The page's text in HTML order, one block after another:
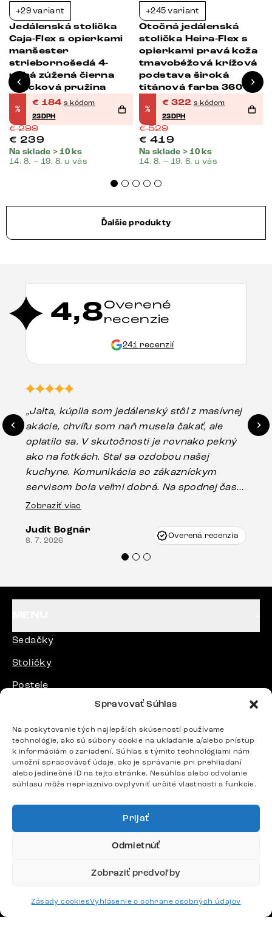
Spravovať Súhlas
Na poskytovanie tých najlepších skúseností používame
technológie, ako sú súbory cookie na ukladanie a/alebo prístup
k informáciám o zariadení. Súhlas s týmito technológiami nám
umožní spracovávať údaje, ako je správanie pri prehliadaní
alebo jedinečné ID na tejto stránke. Nesúhlas alebo odvolanie
súhlasu môže nepriaznivo ovplyvniť určité vlastnosti a funkcie.
Prijať
Odmietnúť
Zobraziť predvoľby
Zásady cookiesVyhlásenie o ochrane osobných údajov
+29 variant
Jedálenská stolička
Caja-Flex s opierkami
manšester
striebornošedá 4-
nohá zúžená čierna
vrecková pružina
%
€ 184 s kódom
23DPH
€299
€ 239
Na sklade > 10 ks
14. 8. – 19. 8. u vás
+245 variant
Otočná jedálenská
stolička Heira-Flex s
opierkami pravá koža
tmavobéžová krížová
podstava široká
titánová farba 360°
otočná vrecková
pružina
%
€ 322 s kódom
23DPH
€529
€ 419
Na sklade > 10 ks
14. 8. – 19. 8. u vás
Ďalšie produkty
4,8Overené
recenzie
241 recenzií
„Jalta, kúpila som jedálenský stôl z masívnej
akácie, chvíľu som naň musela čakať, ale
oplatilo sa. V skutočnosti je rovnako pekný
ako na fotkách. Stal sa ozdobou našej
kuchyne. Komunikácia so zákazníckym
servisom bola veľmi dobrá. Na spodnej časti
stola bolo malé poškodenie, pravdepodobne
Vincze pri riešení mojej záležitosti pristúpili
veľmi korektne. Odporúčam produkty Delife
Zobraziť viac
Judit Bognár
8. 7. 2026 Overená recenzia
Sedačky
Stoličky
Postele
DÔLEŽITÉ ODKAZY
SLEDUJTE NÁS
Potrebujete radu? Ozvite sa.
podpora@delife-shop.sk